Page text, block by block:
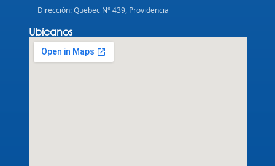
Dirección: Quebec N° 439, Providencia
Ubícanos